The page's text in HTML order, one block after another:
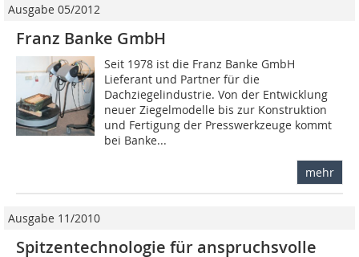
Ausgabe 05/2012
Franz Banke GmbH
Seit 1978 ist die Franz Banke GmbH
Lieferant und Partner für die
Dachziegelindustrie. Von der Entwicklung
neuer Ziegel­modelle bis zur Konstruktion
und Fertigung der Presswerkzeuge kommt
bei Banke...
mehr
Ausgabe 11/2010
Spitzentechnologie für anspruchsvolle